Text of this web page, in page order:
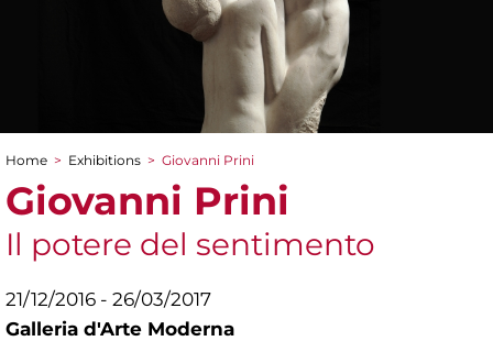
You are here
Home > Exhibitions > Giovanni Prini
Giovanni Prini
Il potere del sentimento
21/12/2016 - 26/03/2017
Galleria d'Arte Moderna